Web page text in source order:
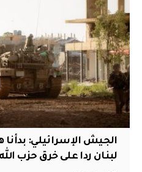
الجيش الإسرائيلي:
لبنان ردا على خرق حزب